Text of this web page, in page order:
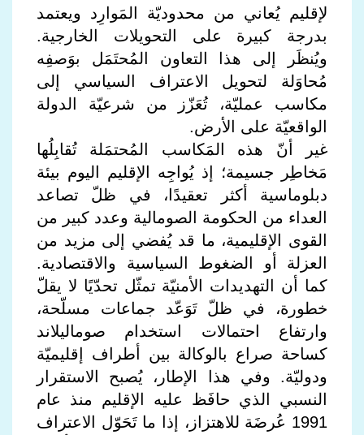
لإقليم يُعاني من محدوديّة المَوارِد ويعتمد
بدرجة كبيرة على التحويلات الخارجية.
ويُنظَر إلى هذا التعاون المُحتَمَل بوَصفِه
مُحاوَلة لتحويل الاعتراف السياسي إلى
مكاسب عمليّة، تُعَزّز من شرعيّة الدولة
الواقعيّة على الأرض.
غير أنّ هذه المَكاسب المُحتمَلة تُقابِلُها
مَخاطِر جسيمة؛ إذ يُواجِه الإقليم اليوم بيئة
دبلوماسية أكثر تعقيدًا، في ظلّ تصاعد
العداء من الحكومة الصومالية وعدد كبير من
القوى الإقليمية، ما قد يُفضي إلى مزيد من
العزلة أو الضغوط السياسية والاقتصادية.
كما أن التهديدات الأمنيّة تمثّل تحدّيًا لا يقلّ
خطورة، في ظلّ تَوَعّد جماعات مسلّحة،
وارتفاع احتمالات استخدام صوماليلاند
كساحة صراع بالوكالة بين أطراف إقليميّة
ودوليّة. وفي هذا الإطار، يُصبح الاستقرار
النسبي الذي حافَظ عليه الإقليم منذ عام
1991 عُرضَة للاهتزاز، إذا ما تَحَوّل الاعتراف